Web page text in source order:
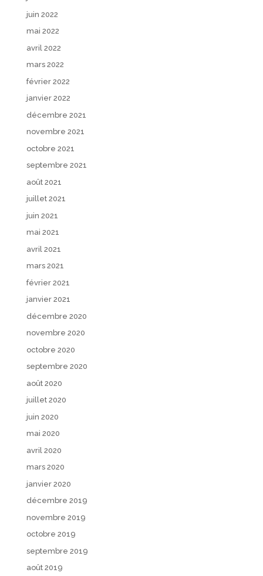
juin 2022
mai 2022
avril 2022
mars 2022
février 2022
janvier 2022
décembre 2021
novembre 2021
octobre 2021
septembre 2021
août 2021
juillet 2021
juin 2021
mai 2021
avril 2021
mars 2021
février 2021
janvier 2021
décembre 2020
novembre 2020
octobre 2020
septembre 2020
août 2020
juillet 2020
juin 2020
mai 2020
avril 2020
mars 2020
janvier 2020
décembre 2019
novembre 2019
octobre 2019
septembre 2019
août 2019